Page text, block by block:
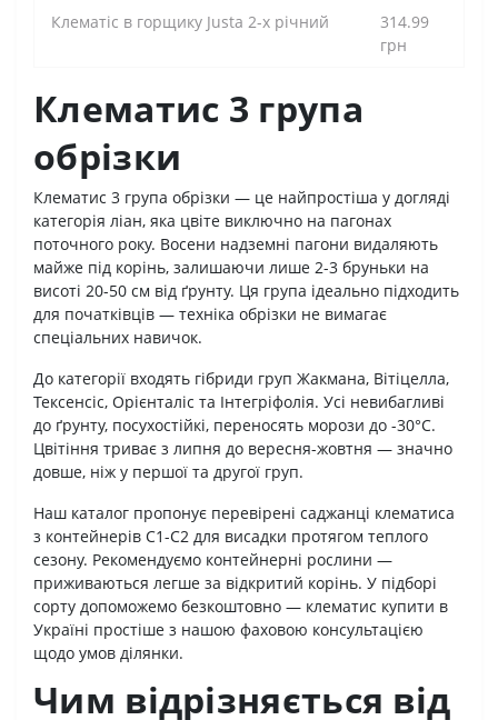
Клематіс в горщику Justa 2-х річний
314.99
грн
Клематис 3 група
обрізки
Клематис 3 група обрізки — це найпростіша у догляді
категорія ліан, яка цвіте виключно на пагонах
поточного року. Восени надземні пагони видаляють
майже під корінь, залишаючи лише 2-3 бруньки на
висоті 20-50 см від ґрунту. Ця група ідеально підходить
для початківців — техніка обрізки не вимагає
спеціальних навичок.
До категорії входять гібриди груп Жакмана, Вітіцелла,
Тексенсіс, Орієнталіс та Інтегріфолія. Усі невибагливі
до ґрунту, посухостійкі, переносять морози до -30°C.
Цвітіння триває з липня до вересня-жовтня — значно
довше, ніж у першої та другої груп.
Наш каталог пропонує перевірені саджанці клематиса
з контейнерів С1-С2 для висадки протягом теплого
сезону. Рекомендуємо контейнерні рослини —
приживаються легше за відкритий корінь. У підборі
сорту допоможемо безкоштовно — клематис купити в
Україні простіше з нашою фаховою консультацією
щодо умов ділянки.
Чим відрізняється від